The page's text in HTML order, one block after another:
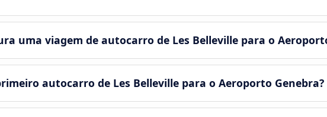
uma viagem de autocarro de Les Belleville para o
autocarro de Les Belleville para o Aeroporto Genebra?